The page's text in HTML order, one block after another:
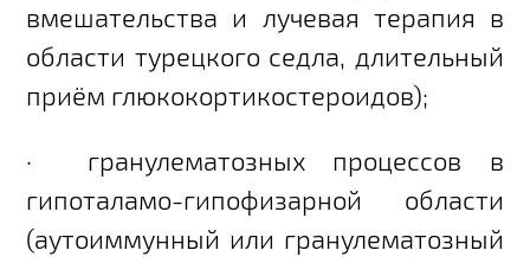
вмешательства и лучевая терапия в
области турецкого седла, длительный
приём глюкокортикостероидов);
·
гранулематозных процессов в
гипоталамо-гипофизарной области
(аутоиммунный или гранулематозный